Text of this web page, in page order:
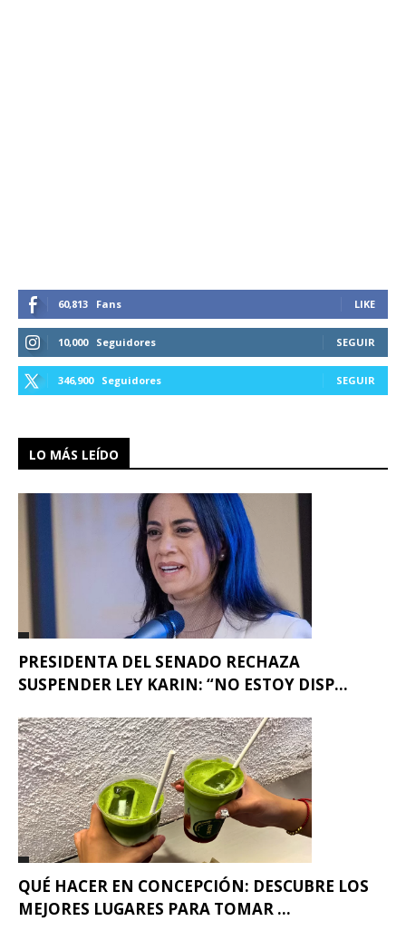
60,813 Fans LIKE
10,000 Seguidores SEGUIR
346,900 Seguidores SEGUIR
LO MÁS LEÍDO
PRESIDENTA DEL SENADO RECHAZA
SUSPENDER LEY KARIN: “NO ESTOY DISP...
QUÉ HACER EN CONCEPCIÓN: DESCUBRE LOS
MEJORES LUGARES PARA TOMAR ...